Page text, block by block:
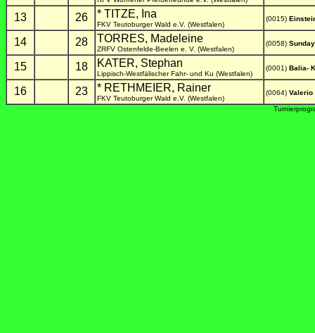
13 26 * TITZE, Ina
FKV Teutoburger Wald e.V. (Westfalen)
(0015)
14 28 TORRES, Madeleine
ZRFV Ostenfelde-Beelen e. V. (Westfalen)
(0058)
15 18 KATER, Stephan
Lippisch-Westfälischer Fahr- und Ku (Westfalen)
(0001) Balia- K
16 23 * RETHMEIER, Rainer
FKV Teutoburger Wald e.V. (Westfalen)
(0064) Valerio